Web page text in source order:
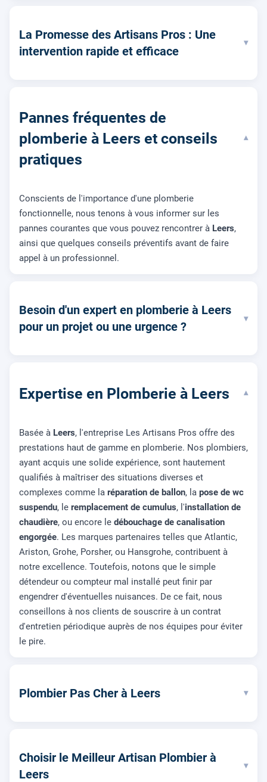
La Promesse des Artisans Pros : Une
intervention rapide et efficace
▾
Pannes fréquentes de
plomberie à Leers et conseils
pratiques
▾
Conscients de l'importance d'une plomberie
fonctionnelle, nous tenons à vous informer sur les
pannes courantes que vous pouvez rencontrer à Leers,
ainsi que quelques conseils préventifs avant de faire
appel à un professionnel.
Besoin d'un expert en plomberie à Leers
pour un projet ou une urgence ?
▾
Expertise en Plomberie à Leers ▾
Basée à Leers, l'entreprise Les Artisans Pros offre des
prestations haut de gamme en plomberie. Nos plombiers,
ayant acquis une solide expérience, sont hautement
qualifiés à maîtriser des situations diverses et
complexes comme la réparation de ballon, la pose de wc
suspendu, le remplacement de cumulus, l'installation de
chaudière, ou encore le débouchage de canalisation
engorgée. Les marques partenaires telles que Atlantic,
Ariston, Grohe, Porsher, ou Hansgrohe, contribuent à
notre excellence. Toutefois, notons que le simple
détendeur ou compteur mal installé peut finir par
engendrer d'éventuelles nuisances. De ce fait, nous
conseillons à nos clients de souscrire à un contrat
d'entretien périodique auprès de nos équipes pour éviter
le pire.
Plombier Pas Cher à Leers ▾
Choisir le Meilleur Artisan Plombier à
Leers
▾